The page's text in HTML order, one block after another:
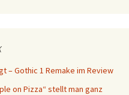
– Gothic 1 Remake im Review
on Pizza“ stellt man ganz